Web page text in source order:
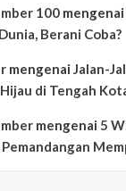
100mengenai
Berani Coba?
mengenai Jalan-
di Tengah
mengenai 5